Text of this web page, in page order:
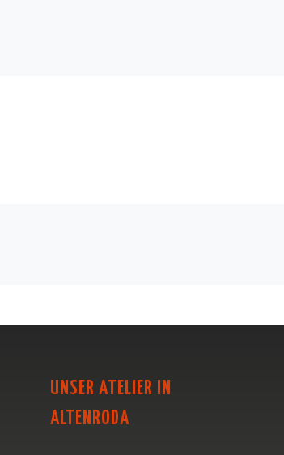
UNSER ATELIER IN
ALTENRODA